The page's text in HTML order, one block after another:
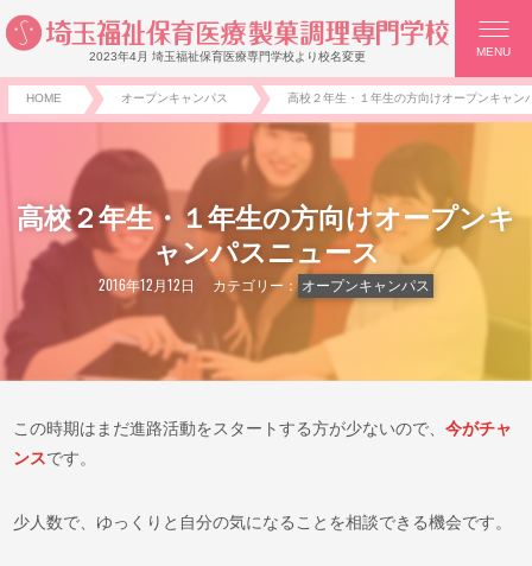
2023年4月 埼玉福祉保育医療専門学校より校名変更 MENU
HOME オープンキャンパス 高校２年生・１年生の方向けオープンキャン
高校２年生・１年生の方向けオープンキ
ャンパスニュース
2016年12月12日 カテゴリー： オープンキャンパス
この時期はまだ進路活動をスタートする方が少ないので、今がチャ
ンスです。
少人数で、ゆっくりと自分の気になることを相談できる機会です。